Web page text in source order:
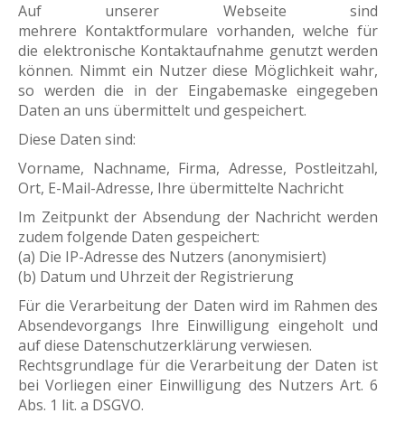
Auf unserer Webseite sind
mehrere Kontaktformulare vorhanden, welche für
die elektronische Kontaktaufnahme genutzt werden
können. Nimmt ein Nutzer diese Möglichkeit wahr,
so werden die in der Eingabemaske eingegeben
Daten an uns übermittelt und gespeichert.
Diese Daten sind:
Vorname, Nachname, Firma, Adresse, Postleitzahl,
Ort, E-Mail-Adresse, Ihre übermittelte Nachricht
Im Zeitpunkt der Absendung der Nachricht werden
zudem folgende Daten gespeichert:
(a) Die IP-Adresse des Nutzers (anonymisiert)
(b) Datum und Uhrzeit der Registrierung
Für die Verarbeitung der Daten wird im Rahmen des
Absendevorgangs Ihre Einwilligung eingeholt und
auf diese Datenschutzerklärung verwiesen.
Rechtsgrundlage für die Verarbeitung der Daten ist
bei Vorliegen einer Einwilligung des Nutzers Art. 6
Abs. 1 lit. a DSGVO.